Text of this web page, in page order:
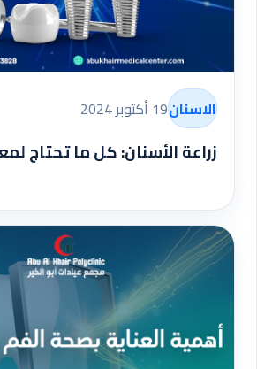
الاسنان19 أكتوبر 2024
زراعة الأسنان: كل ما تحتاج